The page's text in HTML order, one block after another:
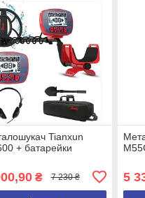
Tianxun
+ батарейки
₴ 7 230 ₴ 5